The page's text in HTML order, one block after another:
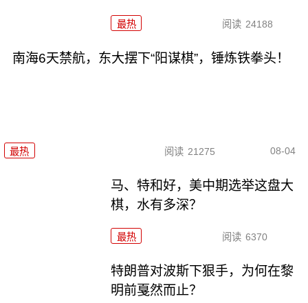
最热 阅读 24188
南海6天禁航，东大摆下“阳谋棋”，锤炼铁拳头！
最热 阅读 21275 08-04
马、特和好，美中期选举这盘大
棋，水有多深？
最热 阅读 6370
特朗普对波斯下狠手，为何在黎
明前戛然而止？